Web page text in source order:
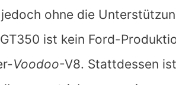
ohne die
ist kein Ford-
Voodoo-V8. Stattdessen